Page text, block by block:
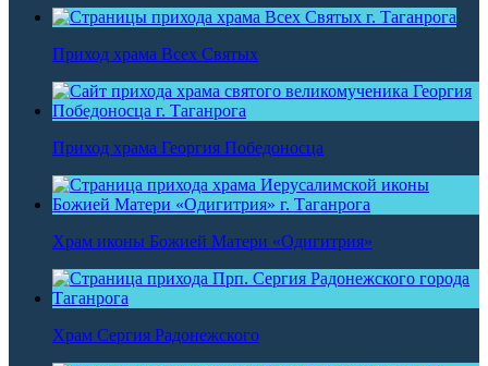
Приход храма Всех Святых
Приход храма Георгия Победоносца
Храм иконы Божией Матери «Одигитрия»
Храм Сергия Радонежского